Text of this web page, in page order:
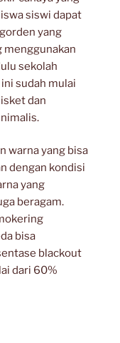
siswi dapat
yang
menggunakan
sekolah
sudah mulai
dan
warna yang bisa
dengan kondisi
yang
beragam.
bisa
blackout
dari 60%